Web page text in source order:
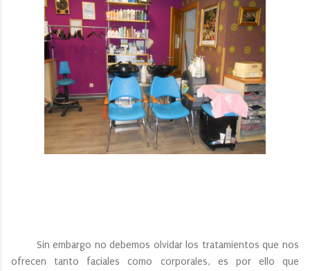
Sin embargo no debemos olvidar los tratamientos que nos
ofrecen tanto faciales como corporales, es por ello que